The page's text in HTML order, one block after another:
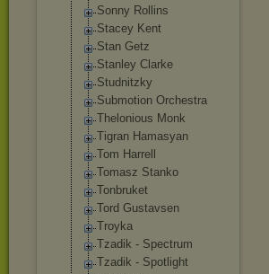
Sonny Rollins
Stacey Kent
Stan Getz
Stanley Clarke
Studnitzky
Submotion Orchestra
Thelonious Monk
Tigran Hamasyan
Tom Harrell
Tomasz Stanko
Tonbruket
Tord Gustavsen
Troyka
Tzadik - Spectrum
Tzadik - Spotlight